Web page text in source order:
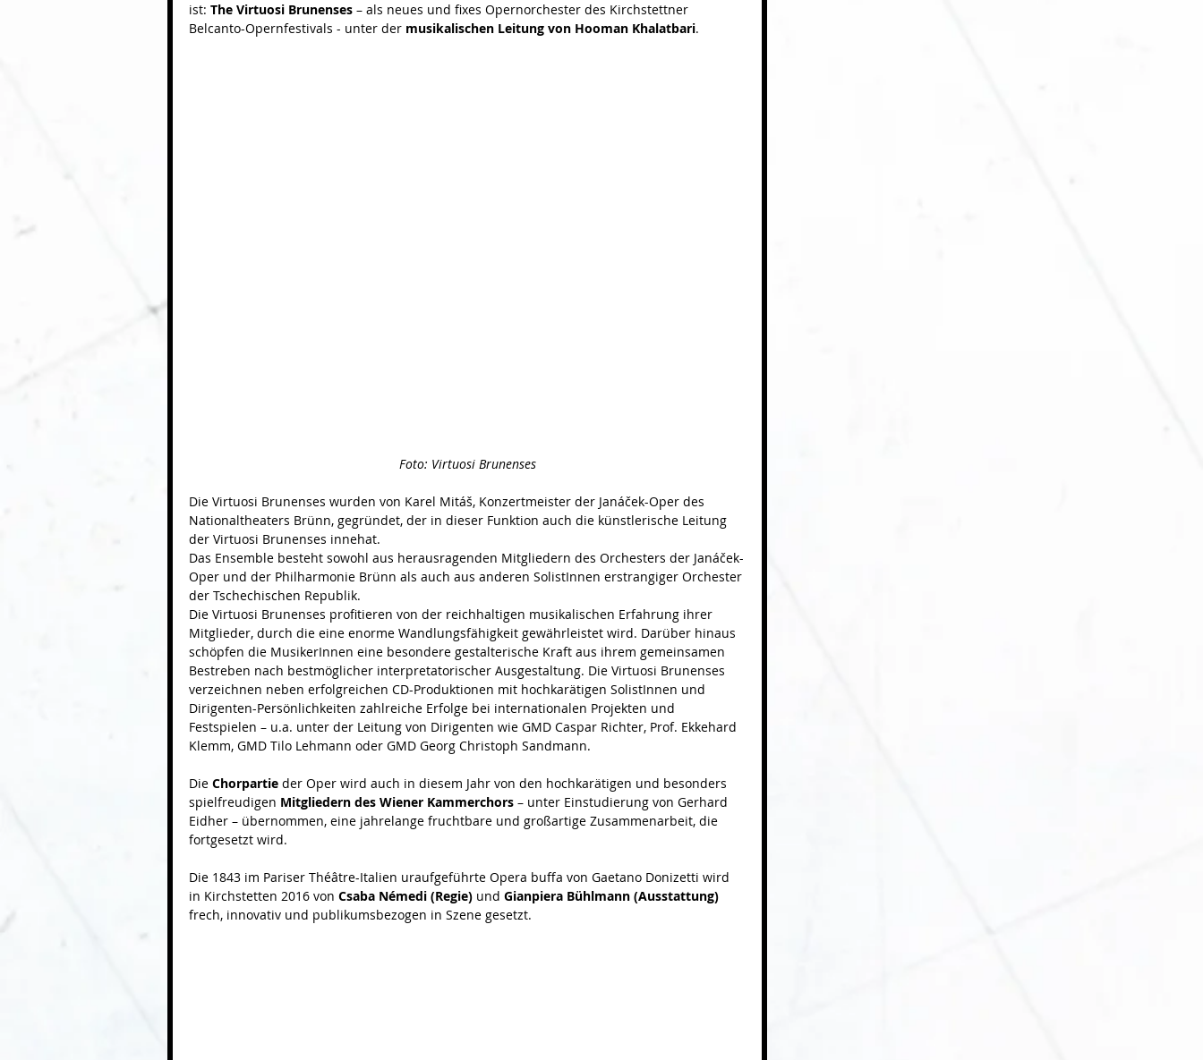
ist: The Virtuosi Brunenses ­– als neues und fixes Opernorchester des Kirchstettner
Belcanto-Opernfestivals - unter der musikalischen Leitung von Hooman Khalatbari.
Foto: Virtuosi Brunenses
Die Virtuosi Brunenses wurden von Karel Mitáš, Konzertmeister der Janáček-Oper des
Nationaltheaters Brünn, gegründet, der in dieser Funktion auch die künstlerische Leitung
der Virtuosi Brunenses innehat.
Das Ensemble besteht sowohl aus herausragenden Mitgliedern des Orchesters der Janáček-
Oper und der Philharmonie Brünn als auch aus anderen SolistInnen erstrangiger Orchester
der Tschechischen Republik.
Die Virtuosi Brunenses profitieren von der reichhaltigen musikalischen Erfahrung ihrer
Mitglieder, durch die eine enorme Wandlungsfähigkeit gewährleistet wird. Darüber hinaus
schöpfen die MusikerInnen eine besondere gestalterische Kraft aus ihrem gemeinsamen
Bestreben nach bestmöglicher interpretatorischer Ausgestaltung. Die Virtuosi Brunenses
verzeichnen neben erfolgreichen CD-Produktionen mit hochkarätigen SolistInnen und
Dirigenten-Persönlichkeiten zahlreiche Erfolge bei internationalen Projekten und
Festspielen – u.a. unter der Leitung von Dirigenten wie GMD Caspar Richter, Prof. Ekkehard
Klemm, GMD Tilo Lehmann oder GMD Georg Christoph Sandmann.
Die Chorpartie der Oper wird auch in diesem Jahr von den hochkarätigen und besonders
spielfreudigen Mitgliedern des Wiener Kammerchors – unter Einstudierung von Gerhard
Eidher – übernommen, eine jahrelange fruchtbare und großartige Zusammenarbeit, die
fortgesetzt wird.
Die 1843 im Pariser Théâtre-Italien uraufgeführte Opera buffa von Gaetano Donizetti wird
in Kirchstetten 2016 von Csaba Némedi (Regie) und Gianpiera Bühlmann (Ausstattung)
frech, innovativ und publikumsbezogen in Szene gesetzt.